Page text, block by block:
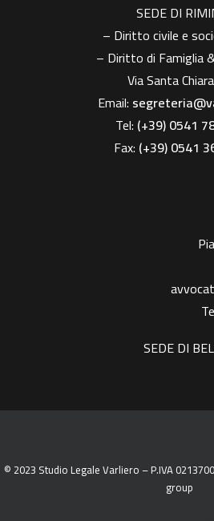
SEDE DI
– Diritto civile e
– Diritto di Famiglia
Via Santa
Email:
Tel: (+39) 0541
Fax: (+39)0541
SEDE DI
© 2023 Studio Legale Varliero – P.IVA
group